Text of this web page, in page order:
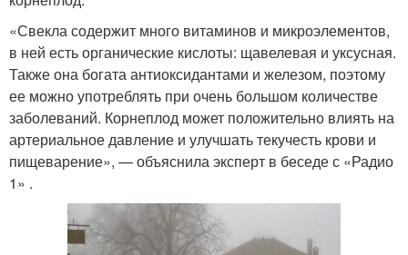
«Свекла содержит много витаминов и микроэлементов,
в ней есть органические кислоты: щавелевая и уксусная.
Также она богата антиоксидантами и железом, поэтому
ее можно употреблять при очень большом количестве
заболеваний. Корнеплод может положительно влиять на
артериальное давление и улучшать текучесть крови и
пищеварение», — объяснила эксперт в беседе с «Радио
1» .